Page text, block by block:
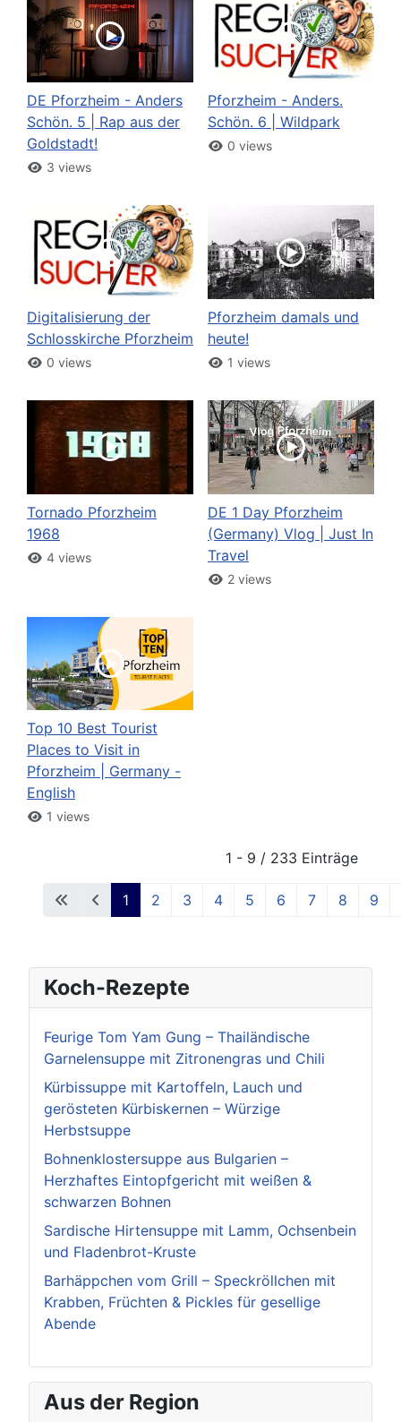
DE Pforzheim - Anders
Schön. 5 | Rap aus der
Goldstadt!
3 views
Pforzheim - Anders.
Schön. 6 | Wildpark
0 views
Digitalisierung der
Schlosskirche Pforzheim
0 views
Pforzheim damals und
heute!
1 views
Tornado Pforzheim
1968
4 views
DE 1 Day Pforzheim
(Germany) Vlog | Just In
Travel
2 views
Top 10 Best Tourist
Places to Visit in
Pforzheim | Germany -
English
1 views
1 - 9 / 233 Einträge
1 2 3 4 5 6 7 8 9
Koch-Rezepte
Feurige Tom Yam Gung – Thailändische
Garnelensuppe mit Zitronengras und Chili
Kürbissuppe mit Kartoffeln, Lauch und
gerösteten Kürbiskernen – Würzige
Herbstsuppe
Bohnenklostersuppe aus Bulgarien –
Herzhaftes Eintopfgericht mit weißen &
schwarzen Bohnen
Sardische Hirtensuppe mit Lamm, Ochsenbein
und Fladenbrot-Kruste
Barhäppchen vom Grill – Speckröllchen mit
Krabben, Früchten & Pickles für gesellige
Abende
Aus der Region